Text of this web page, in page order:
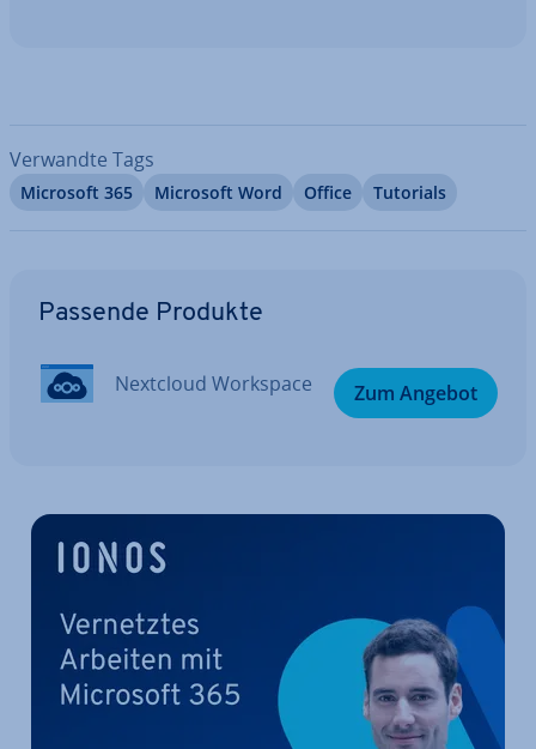
Verwandte Tags
Microsoft 365 Microsoft Word Office Tutorials
Passende Produkte
Nextcloud Workspace Zum Angebot